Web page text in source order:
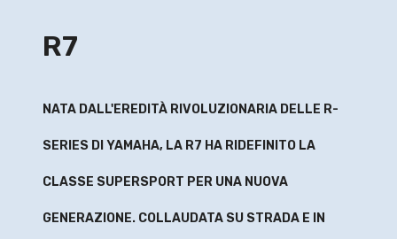
R7
NATA DALL'EREDITÀ RIVOLUZIONARIA DELLE R-
SERIES DI YAMAHA, LA R7 HA RIDEFINITO LA
CLASSE SUPERSPORT PER UNA NUOVA
GENERAZIONE. COLLAUDATA SU STRADA E IN